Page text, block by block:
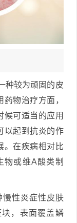
种较为顽固的皮
物治疗方面，
候可适当的应用
以起到抗炎的作
。在疾病相对比
物或维A酸类制
慢性炎症性皮肤
，表面覆盖鳞